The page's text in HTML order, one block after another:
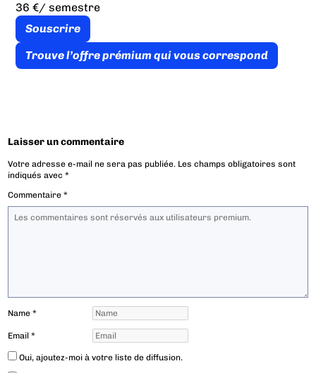
36 €/ semestre
Souscrire
Trouve l’offre prémium qui vous correspond
Laisser un commentaire
Votre adresse e-mail ne sera pas publiée. Les champs obligatoires sont
indiqués avec*
Commentaire*
Name*
Email*
Oui, ajoutez-moi à votre liste de diffusion.